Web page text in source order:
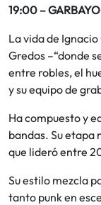
19:00 – GARBAYO
La vida de
Gredos –“donde
entre robles, el
y su equipo de
Ha compuesto y
bandas. Su etapa
que lideró entre
Su estilo mezcla
tanto punk en